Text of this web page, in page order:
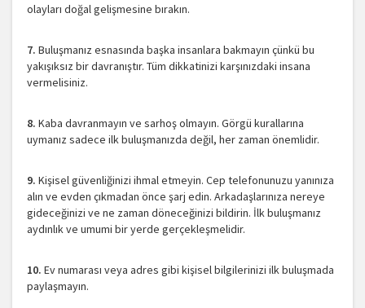
olayları doğal gelişmesine bırakın.
7. Buluşmanız esnasında başka insanlara bakmayın çünkü bu
yakışıksız bir davranıştır. Tüm dikkatinizi karşınızdaki insana
vermelisiniz.
8. Kaba davranmayın ve sarhoş olmayın. Görgü kurallarına
uymanız sadece ilk buluşmanızda değil, her zaman önemlidir.
9. Kişisel güvenliğinizi ihmal etmeyin. Cep telefonunuzu yanınıza
alın ve evden çıkmadan önce şarj edin. Arkadaşlarınıza nereye
gideceğinizi ve ne zaman döneceğinizi bildirin. İlk buluşmanız
aydınlık ve umumi bir yerde gerçekleşmelidir.
10. Ev numarası veya adres gibi kişisel bilgilerinizi ilk buluşmada
paylaşmayın.